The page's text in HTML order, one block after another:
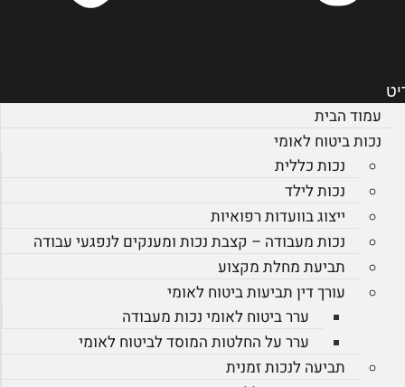
עמוד הבית
נכות ביטוח לאומי
נכות כללית
נכות לילד
ייצוג בוועדות רפואיות
נכות מעבודה – קצבת נכות ומענקים לנפגעי עבודה
תביעת מחלת מקצוע
עורך דין תביעות ביטוח לאומי
ערר ביטוח לאומי נכות מעבודה
ערר על החלטות המוסד לביטוח לאומי
תביעה לנכות זמנית